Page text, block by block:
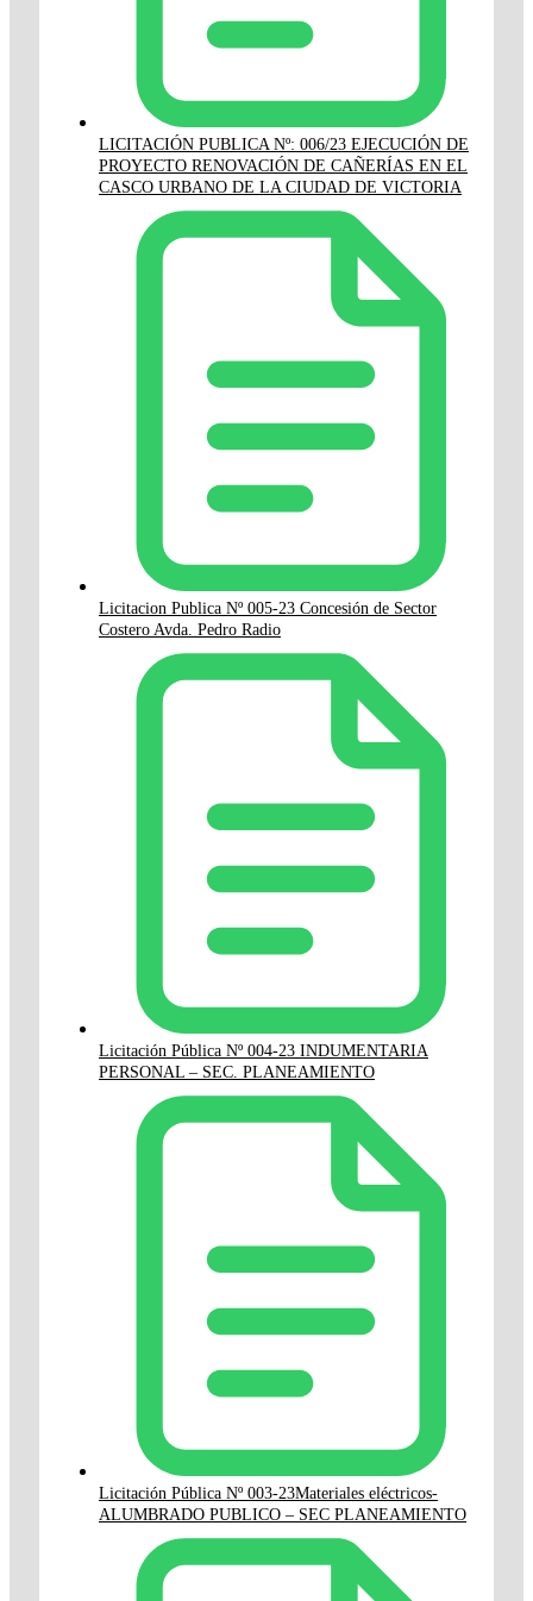
LICITACIÓN PUBLICA Nº: 006/23 EJECUCIÓN DE
PROYECTO RENOVACIÓN DE CAÑERÍAS EN EL
CASCO URBANO DE LA CIUDAD DE VICTORIA
Licitacion Publica Nº 005-23 Concesión de Sector
Costero Avda. Pedro Radio
Licitación Pública Nº 004-23 INDUMENTARIA
PERSONAL – SEC. PLANEAMIENTO
Licitación Pública Nº 003-23Materiales eléctricos-
ALUMBRADO PUBLICO – SEC PLANEAMIENTO